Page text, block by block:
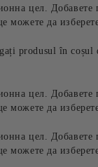
цел. Добавете
да
produsul în coșul
цел. Добавете
да
цел. Добавете
да